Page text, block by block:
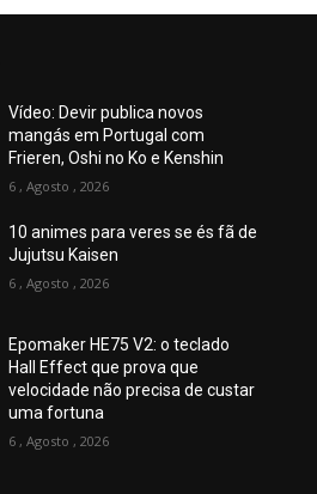
Vídeo: Devir publica novos
mangás em Portugal com
Frieren, Oshi no Ko e Kenshin
6 , Agosto , 2026
10 animes para veres se és fã de
Jujutsu Kaisen
6 , Agosto , 2026
Epomaker HE75 V2: o teclado
Hall Effect que prova que
velocidade não precisa de custar
uma fortuna
6 , Agosto , 2026